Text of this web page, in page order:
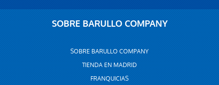
SOBRE BARULLO COMPANY
SOBRE BARULLO COMPANY
TIENDA EN MADRID
FRANQUICIAS